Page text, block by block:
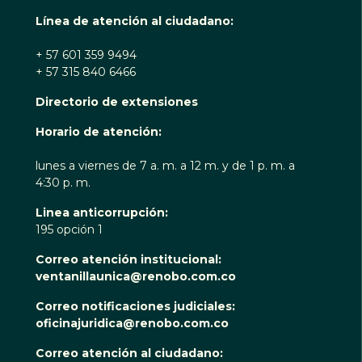
Línea de atención al ciudadano:
+ 57 601 359 9494
+ 57 315 840 6466
Directorio de extensiones
Horario de atención:
lunes a viernes de 7 a. m. a 12 m. y de 1 p. m. a
4:30 p. m.
Linea anticorrupción:
195 opción 1
Correo atención institucional:
ventanillaunica@renobo.com.co
Correo notificaciones judiciales:
oficinajuridica@renobo.com.co
Correo atención al ciudadano: